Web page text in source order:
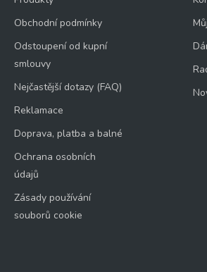
Obchodní podmínky
Odstoupení od kupní
smlouvy
Nejčastější dotazy (FAQ)
Reklamace
Doprava, platba a balné
Ochrana osobních
údajů
Zásady používání
souborů cookie